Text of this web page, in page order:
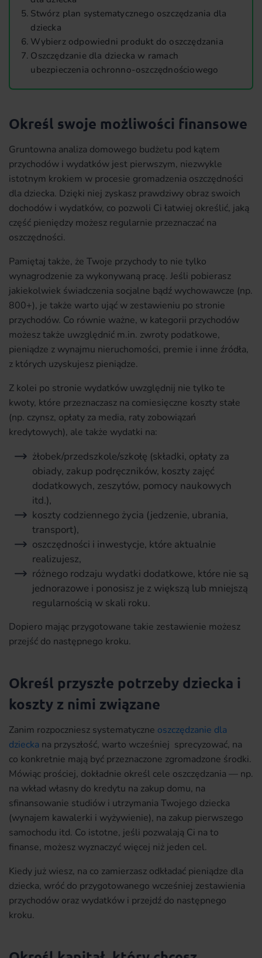
Stwórz plan systematycznego oszczędzania dla
dziecka
Wybierz odpowiedni produkt do oszczędzania
Oszczędzanie dla dziecka w ramach
ubezpieczenia ochronno-oszczędnościowego
Określ swoje możliwości finansowe
Gruntowna analiza domowego budżetu pod kątem
przychodów i wydatków jest pierwszym, niezwykle
istotnym krokiem w procesie gromadzenia oszczędności
dla dziecka. Dzięki niej zyskasz prawdziwy obraz swoich
dochodów i wydatków, co pozwoli Ci łatwiej określić, jaką
część pieniędzy możesz regularnie przeznaczać na
oszczędności.
Pamiętaj także, że Twoje przychody to nie tylko
wynagrodzenie za wykonywaną pracę. Jeśli pobierasz
jakiekolwiek świadczenia socjalne bądź wychowawcze (np.
800+), je także warto ująć w zestawieniu po stronie
przychodów. Co równie ważne, w kategorii przychodów
możesz także uwzględnić m.in. zwroty podatkowe,
pieniądze z wynajmu nieruchomości, premie i inne źródła,
z których uzyskujesz pieniądze.
Z kolei po stronie wydatków uwzględnij nie tylko te
kwoty, które przeznaczasz na comiesięczne koszty stałe
(np. czynsz, opłaty za media, raty zobowiązań
kredytowych), ale także wydatki na:
żłobek/przedszkole/szkołę (składki, opłaty za
obiady, zakup podręczników, koszty zajęć
dodatkowych, zeszytów, pomocy naukowych
itd.),
koszty codziennego życia (jedzenie, ubrania,
transport),
oszczędności i inwestycje, które aktualnie
realizujesz,
różnego rodzaju wydatki dodatkowe, które nie są
jednorazowe i ponosisz je z większą lub mniejszą
regularnością w skali roku.
Dopiero mając przygotowane takie zestawienie możesz
przejść do następnego kroku.
Określ przyszłe potrzeby dziecka i
koszty z nimi związane
Zanim rozpoczniesz systematyczne oszczędzanie dla
dziecka na przyszłość, warto wcześniej sprecyzować, na
co konkretnie mają być przeznaczone zgromadzone środki.
Mówiąc prościej, dokładnie określ cele oszczędzania — np.
na wkład własny do kredytu na zakup domu, na
sfinansowanie studiów i utrzymania Twojego dziecka
(wynajem kawalerki i wyżywienie), na zakup pierwszego
samochodu itd. Co istotne, jeśli pozwalają Ci na to
finanse, możesz wyznaczyć więcej niż jeden cel.
Kiedy już wiesz, na co zamierzasz odkładać pieniądze dla
dziecka, wróć do przygotowanego wcześniej zestawienia
przychodów oraz wydatków i przejdź do następnego
kroku.